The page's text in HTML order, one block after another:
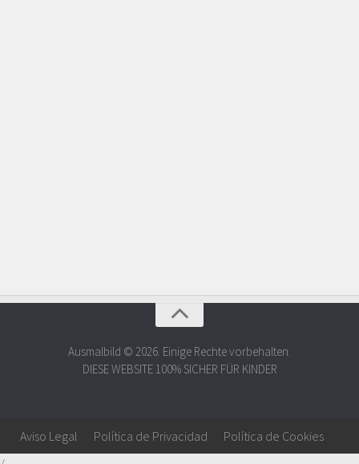
Ausmalbild © 2026. Einige Rechte vorbehalten.
DIESE WEBSITE 100% SICHER FÜR KINDER
Aviso Legal Política de Privacidad
Política de Cookies